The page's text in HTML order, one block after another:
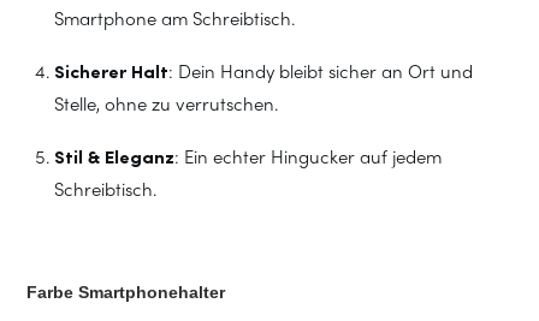
Smartphone am Schreibtisch.
Sicherer Halt: Dein Handy bleibt sicher an Ort und
Stelle, ohne zu verrutschen.
Stil & Eleganz: Ein echter Hingucker auf jedem
Schreibtisch.
Farbe Smartphonehalter